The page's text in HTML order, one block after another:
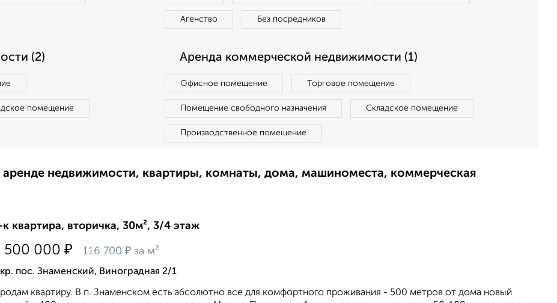
Агенство Без посредников
(2)
помещение
Аренда коммерческой недвижимости (1)
Офисное помещение Торговое помещение
Помещение свободного назначения Складское помещение
Производственное помещение
недвижимости, квартиры, комнаты, дома, машиноместа, коммерческая
к квартира, вторичка, 30м², 3/4 этаж
500 000 ₽ 116 700 ₽ за м²
пос. Знаменский, Виноградная 2/1
квартиру. В п. Знаменском есть абсолютно все для комфортного проживания - 500 метров от дома новый